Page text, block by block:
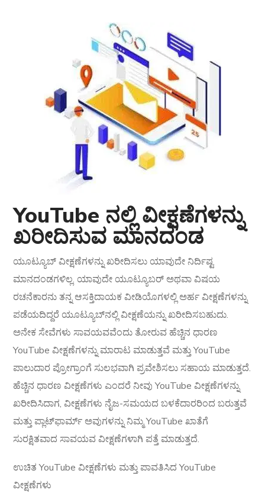
YouTube ನಲ್ಲಿ ವೀಕ್ಷಣೆಗಳನ್ನು
ಖರೀದಿಸುವ ಮಾನದಂಡ
ಯೂಟ್ಯೂಬ್ ವೀಕ್ಷಣೆಗಳನ್ನು ಖರೀದಿಸಲು ಯಾವುದೇ ನಿರ್ದಿಷ್ಟ
ಮಾನದಂಡಗಳಿಲ್ಲ. ಯಾವುದೇ ಯೂಟ್ಯೂಬರ್ ಅಥವಾ ವಿಷಯ
ರಚನೆಕಾರನು ತನ್ನ ಆಸಕ್ತಿದಾಯಕ ವೀಡಿಯೊಗಳಲ್ಲಿ ಅರ್ಹ ವೀಕ್ಷಣೆಗಳನ್ನು
ಪಡೆಯದಿದ್ದರೆ ಯೂಟ್ಯೂಬ್‌ನಲ್ಲಿ ವೀಕ್ಷಣೆಯನ್ನು ಖರೀದಿಸಬಹುದು.
ಅನೇಕ ಸೇವೆಗಳು ಸಾವಯವವೆಂದು ತೋರುವ ಹೆಚ್ಚಿನ ಧಾರಣ
YouTube ವೀಕ್ಷಣೆಗಳನ್ನು ಮಾರಾಟ ಮಾಡುತ್ತವೆ ಮತ್ತು YouTube
ಪಾಲುದಾರ ಪ್ರೋಗ್ರಾಂಗೆ ಸುಲಭವಾಗಿ ಪ್ರವೇಶಿಸಲು ಸಹಾಯ ಮಾಡುತ್ತದೆ.
ಹೆಚ್ಚಿನ ಧಾರಣ ವೀಕ್ಷಣೆಗಳು ಎಂದರೆ ನೀವು YouTube ವೀಕ್ಷಣೆಗಳನ್ನು
ಖರೀದಿಸಿದಾಗ, ವೀಕ್ಷಣೆಗಳು ನೈಜ-ಸಮಯದ ಬಳಕೆದಾರರಿಂದ ಬರುತ್ತವೆ
ಮತ್ತು ಪ್ಲಾಟ್‌ಫಾರ್ಮ್ ಅವುಗಳನ್ನು ನಿಮ್ಮ YouTube ಖಾತೆಗೆ
ಸುರಕ್ಷಿತವಾದ ಸಾವಯವ ವೀಕ್ಷಣೆಗಳಾಗಿ ಪತ್ತೆ ಮಾಡುತ್ತದೆ.
ಉಚಿತ YouTube ವೀಕ್ಷಣೆಗಳು ಮತ್ತು ಪಾವತಿಸಿದ YouTube
ವೀಕ್ಷಣೆಗಳು